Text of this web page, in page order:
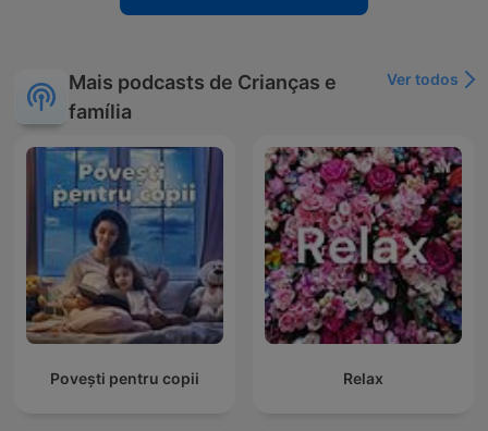
Mais podcasts de Crianças e
família
Ver todos
Povești pentru copii Relax